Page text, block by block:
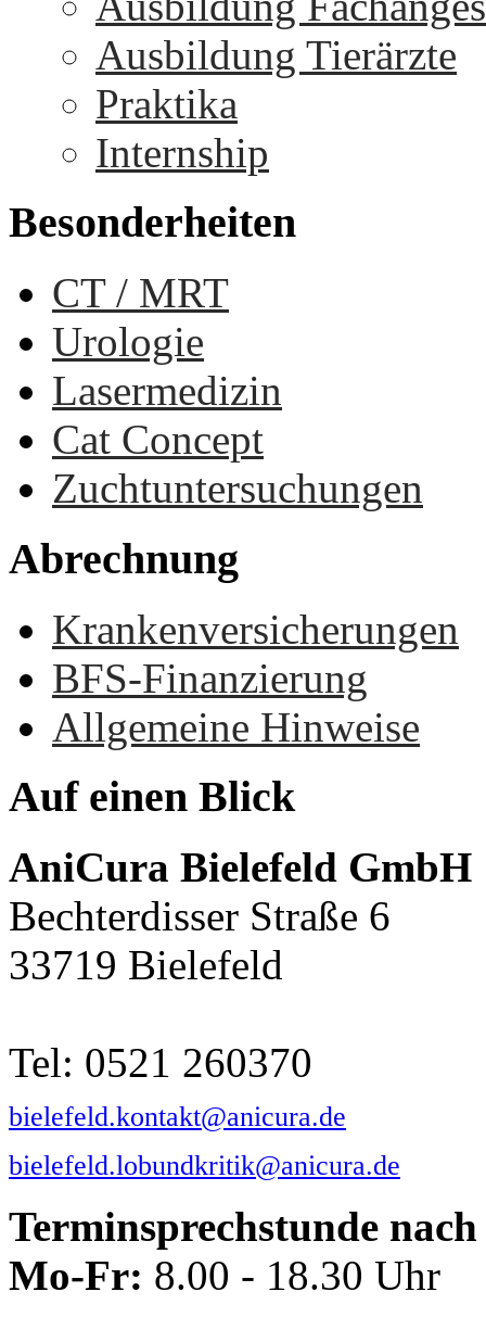
Ausbildung Tierärzte
Praktika
Internship
Besonderheiten
CT / MRT
Urologie
Lasermedizin
Cat Concept
Zuchtuntersuchungen
Abrechnung
Krankenversicherungen
BFS-Finanzierung
Allgemeine Hinweise
Auf einen Blick
AniCura Bielefeld GmbH
Bechterdisser Straße 6
33719 Bielefeld
Tel: 0521 260370
bielefeld.kontakt@anicura.de
bielefeld.lobundkritik@anicura.de
Terminsprechstunde
Mo-Fr: 8.00 - 18.30 Uhr